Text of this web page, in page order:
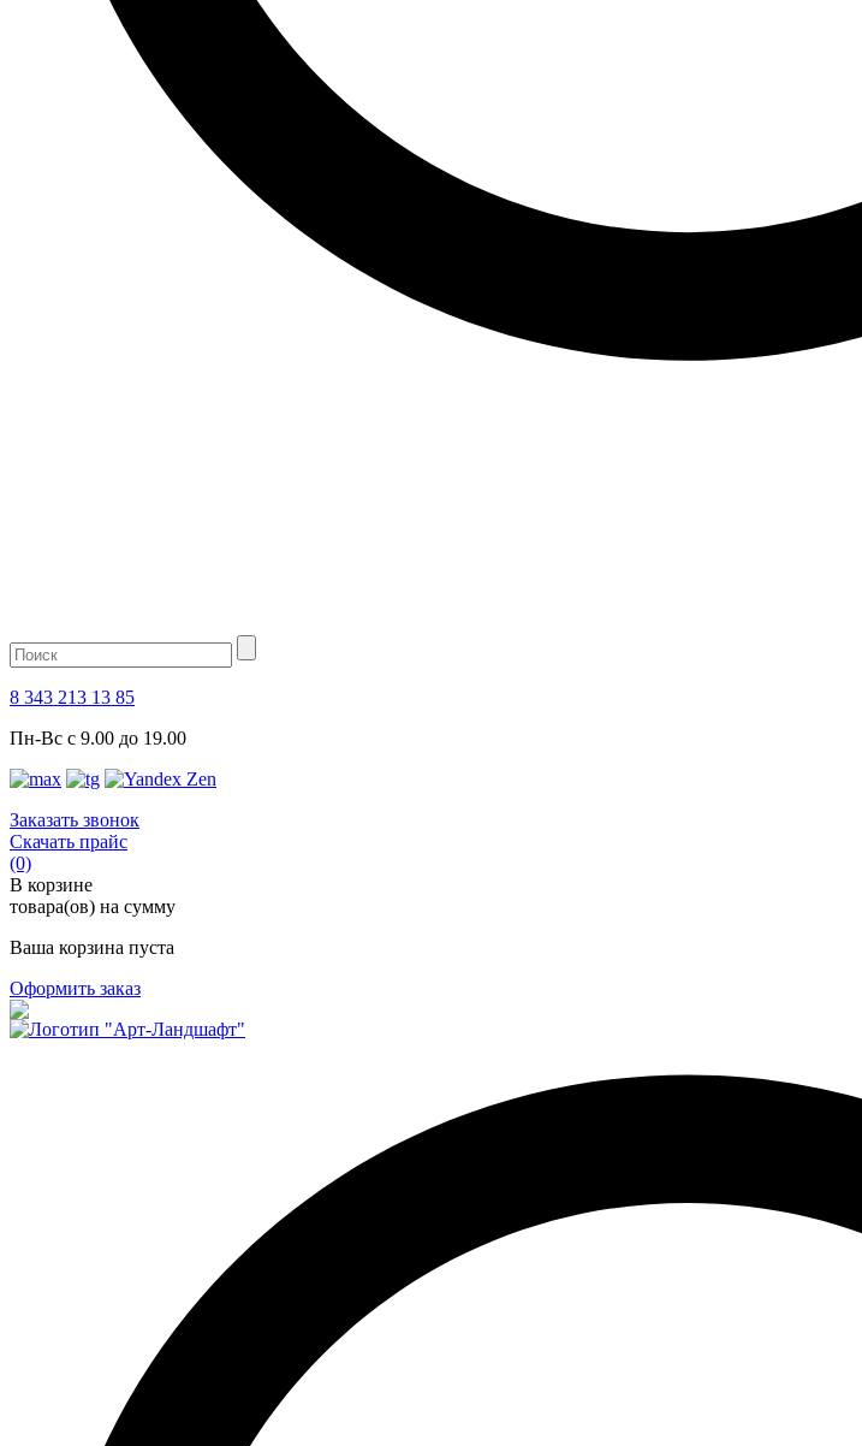
8 343 213 13 85
Пн-Вс с 9.00 до 19.00
Заказать звонок
Скачать прайс
(0)
В корзине
товара(ов) на сумму
Ваша корзина пуста
Оформить заказ